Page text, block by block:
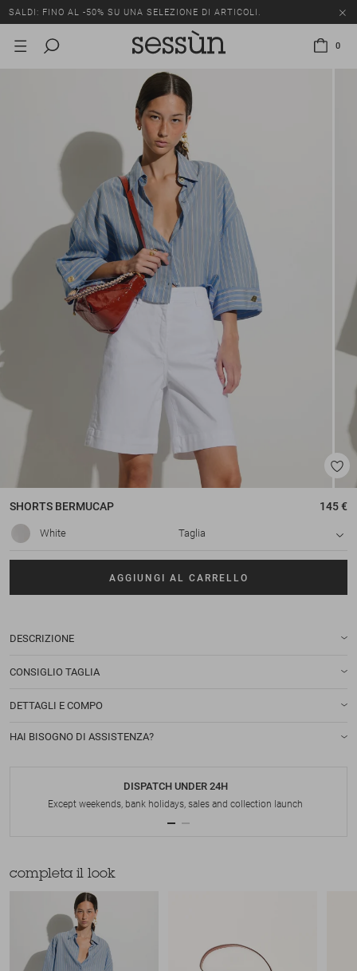
SALDI: FINO AL -50% SU UNA SELEZIONE DI ARTICOLI.
0
SHORTS BERMUCAP 145 €
White Taglia
AGGIUNGI AL CARRELLO
DESCRIZIONE
CONSIGLIO TAGLIA
DETTAGLI E COMPO
HAI BISOGNO DI ASSISTENZA?
DISPATCH UNDER 24H
Except weekends, bank holidays, sales and collection launch
completa il look